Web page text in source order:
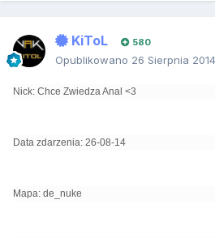
KiToL 580
Opublikowano 26 Sierpnia 2014
Nick: Chce Zwiedza Anal <3
Data zdarzenia: 26-08-14
Mapa: de_nuke